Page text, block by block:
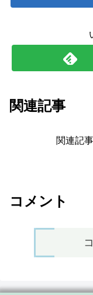
関連記事
関連記
コメント